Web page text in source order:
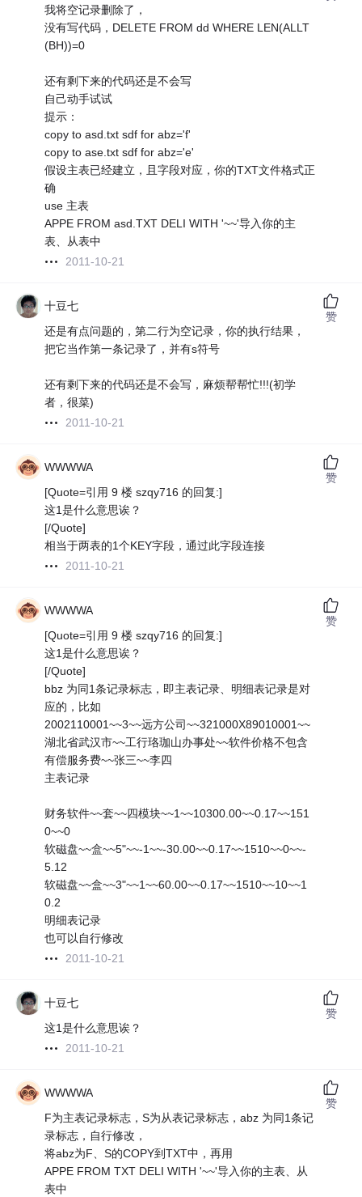
我将空记录删除了，
没有写代码，DELETE FROM dd WHERE LEN(ALLT
(BH))=0
还有剩下来的代码还是不会写
自己动手试试
提示：
copy to asd.txt sdf for abz='f'
copy to ase.txt sdf for abz='e'
假设主表已经建立，且字段对应，你的TXT文件格式正
确
use 主表
APPE FROM asd.TXT DELI WITH '~~'导入你的主
表、从表中
2011-10-21
十豆七
还是有点问题的，第二行为空记录，你的执行结果，
把它当作第一条记录了，并有s符号
还有剩下来的代码还是不会写，麻烦帮帮忙!!!(初学
者，很菜)
2011-10-21
赞
WWWWA
[Quote=引用 9 楼 szqy716 的回复:]
这1是什么意思诶？
[/Quote]
相当于两表的1个KEY字段，通过此字段连接
2011-10-21
赞
WWWWA
[Quote=引用 9 楼 szqy716 的回复:]
这1是什么意思诶？
[/Quote]
bbz 为同1条记录标志，即主表记录、明细表记录是对
应的，比如
2002110001~~3~~远方公司~~321000X89010001~~
湖北省武汉市~~工行珞珈山办事处~~软件价格不包含
有偿服务费~~张三~~李四
主表记录
财务软件~~套~~四模块~~1~~10300.00~~0.17~~151
0~~0
软磁盘~~盒~~5"~~-1~~-30.00~~0.17~~1510~~0~~-
5.12
软磁盘~~盒~~3"~~1~~60.00~~0.17~~1510~~10~~1
0.2
明细表记录
也可以自行修改
2011-10-21
赞
十豆七
这1是什么意思诶？
2011-10-21
赞
WWWWA
F为主表记录标志，S为从表记录标志，abz 为同1条记
录标志，自行修改，
将abz为F、S的COPY到TXT中，再用
APPE FROM TXT DELI WITH '~~'导入你的主表、从
表中
赞